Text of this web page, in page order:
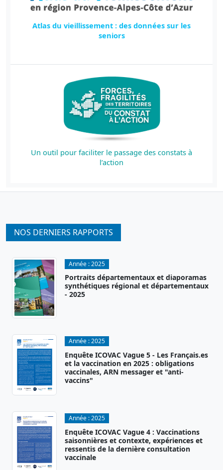
Atlas du vieillissement : des données sur les
seniors
Un outil pour faciliter le passage des constats à
l’action
NOS DERNIERS RAPPORTS
Année :2025
Portraits départementaux et diaporamas
synthétiques régional et départementaux
- 2025
Année :2025
Enquête ICOVAC Vague 5 - Les Français.es
et la vaccination en 2025 : obligations
vaccinales, ARN messager et "anti-
vaccins"
Année :2025
Enquête ICOVAC Vague 4 : Vaccinations
saisonnières et contexte, expériences et
ressentis de la dernière consultation
vaccinale